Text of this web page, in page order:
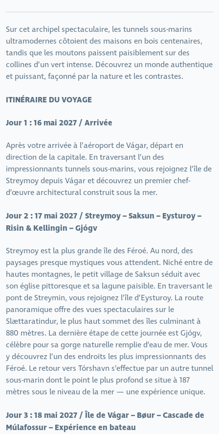
Sur cet archipel spectaculaire, les tunnels sous-marins
ultramodernes côtoient des maisons en bois centenaires,
tandis que les moutons paissent paisiblement sur des
collines d’un vert intense. Découvrez un monde authentique
et puissant, façonné par la nature et les contrastes.
ITINÉRAIRE DU VOYAGE
Jour 1 : 16 mai 2027 / Arrivée
Après votre arrivée à l’aéroport de Vágar, départ en
direction de la capitale. En traversant l’un des
impressionnants tunnels sous-marins, vous rejoignez l’île de
Streymoy depuis Vágar et découvrez un premier chef-
d’œuvre architectural construit sous la mer.
Jour 2 : 17 mai 2027 / Streymoy – Saksun – Eysturoy –
Risin & Kellingin – Gjógv
Streymoy est la plus grande île des Féroé. Au nord, des
paysages presque mystiques vous attendent. Niché entre de
hautes montagnes, le petit village de Saksun séduit avec
son église pittoresque et sa lagune paisible. En traversant le
pont de Streymin, vous rejoignez l’île d’Eysturoy. La route
panoramique offre des vues spectaculaires sur le
Slættaratindur, le plus haut sommet des îles culminant à
880 mètres. La dernière étape de cette journée est Gjógv,
célèbre pour sa gorge naturelle remplie d’eau de mer. Vous
y découvrez l’un des endroits les plus impressionnants des
Féroé. Le retour vers Tórshavn s’effectue par un autre tunnel
sous-marin dont le point le plus profond se situe à 187
mètres sous le niveau de la mer — une expérience unique.
Jour 3 : 18 mai 2027 / Île de Vágar – Bøur – Cascade de
Múlafossur – Expérience en bateau